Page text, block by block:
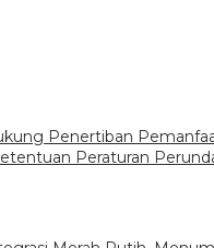
Penertiban
Peraturan